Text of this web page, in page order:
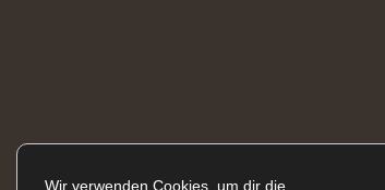
Wir verwenden Cookies, um dir die